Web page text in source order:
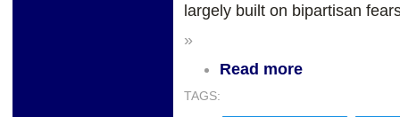
largely built on bipartisan
»
Read more
TAGS: